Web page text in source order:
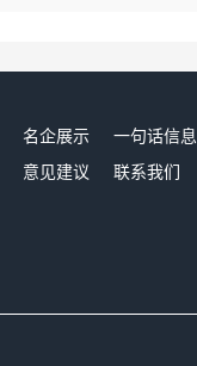
名企展示 一句话信息
意见建议 联系我们